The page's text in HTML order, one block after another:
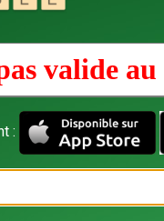
valide au
: